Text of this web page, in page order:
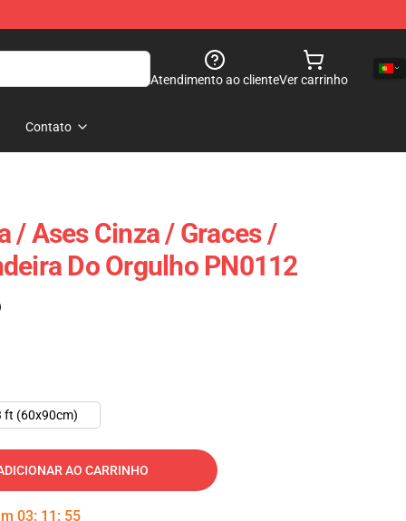
Atendimento ao clienteVer carrinho
Contato
/ Ases Cinza / Graces /
Do Orgulho PN0112
ft (60x90cm)
AO CARRINHO
03: 11 : 54